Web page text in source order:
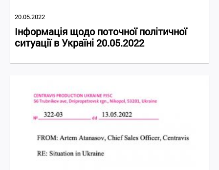
20.05.2022
Інформація щодо поточної політичної
ситуації в Україні 20.05.2022